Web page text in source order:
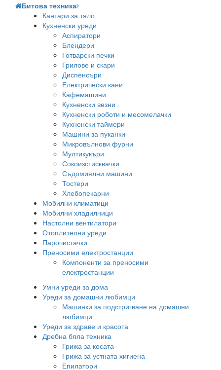
Битова техника
Кантари за тяло
Кухненски уреди
Аспиратори
Блендери
Готварски печки
Грилове и скари
Диспенсъри
Електрически кани
Кафемашини
Кухненски везни
Кухненски роботи и месомелачки
Кухненски таймери
Машини за пуканки
Микровълнови фурни
Мултикукъри
Сокоизстисквачки
Съдомиялни машини
Тостери
Хлебопекарни
Мобилни климатици
Мобилни хладилници
Настолни вентилатори
Отоплителни уреди
Парочистачки
Преносими електростанции
Компоненти за преносими
електростанции
Умни уреди за дома
Уреди за домашни любимци
Машинки за подстригване на домашни
любимци
Уреди за здраве и красота
Дребна бяла техника
Грижа за косата
Грижа за устната хигиена
Епилатори